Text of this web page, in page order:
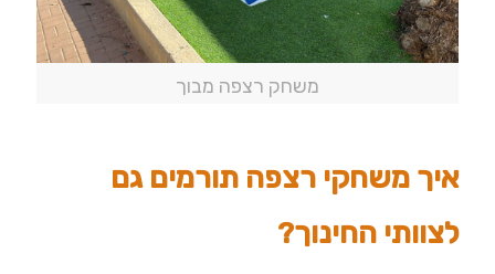
משחק רצפה מבוך
איך משחקי רצפה תורמים גם
לצוותי החינוך?